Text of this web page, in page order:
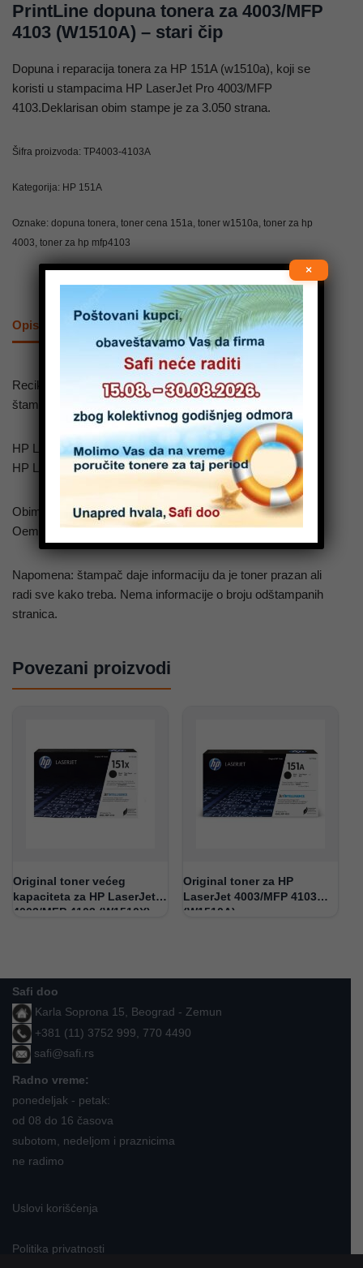
PrintLine dopuna tonera za 4003/MFP
4103 (W1510A) – stari čip
Dopuna i reparacija tonera za HP 151A (w1510a), koji se
koristi u stampacima HP LaserJet Pro 4003/MFP
4103.Deklarisan obim stampe je za 3.050 strana.
Šifra proizvoda: TP4003-4103A
Kategorija: HP 151A
Oznake: dopuna tonera, toner cena 151a, toner w1510a, toner za hp
4003, toner za hp mfp4103
Opis
Reciklaža toner (Klijentov prazan toner) za korišćenje u
štampačima:
HP LaserJet Pro 4003
HP LaserJet Pro MFP 4103
Obim štampe: 3.050 kopija(strana) na 5% popunjenosti
Oem oznaka: HP W1510A, 151A
Napomena: štampač daje informaciju da je toner prazan ali
radi sve kako treba. Nema informacije o broju odštampanih
stranica.
Povezani proizvodi
Original toner većeg
kapaciteta za HP LaserJet
4003/MFP 4103 (W1510X)
Original toner za HP
LaserJet 4003/MFP 4103
(W1510A)
Safi doo
Karla Soprona 15, Beograd - Zemun
+381 (11) 3752 999, 770 4490
safi@safi.rs
Radno vreme:
ponedeljak - petak:
od 08 do 16 časova
subotom, nedeljom i praznicima
ne radimo
Uslovi korišćenja
Politika privatnosti
×